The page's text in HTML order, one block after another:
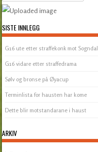
SISTE INNLEGG
G16 ute etter straffekonk mot Sogndal
G16 vidare etter straffedrama
Sølv og bronse på Øyacup
Terminlista for hausten har kome
Dette blir motstandarane i haust
ARKIV